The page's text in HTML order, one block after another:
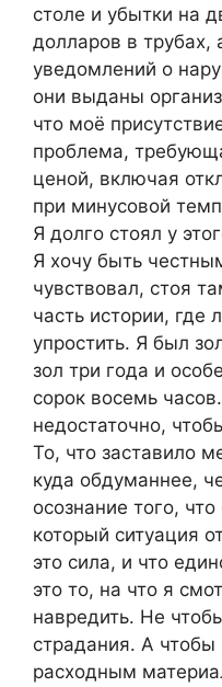
столе и убытки на
долларов в трубах,
уведомлений о
они выданы
что моё
проблема,
ценой, включая
при минусовой
Я долго стоял у
Я хочу быть
чувствовал, стоя
часть истории, где
упростить. Я был
зол три года и
сорок восемь
недостаточно,
То, что заставило
куда обдуманнее,
осознание того,
который ситуация
это сила, и что
это то, на что я
навредить. Не
страдания. А чтобы
расходным